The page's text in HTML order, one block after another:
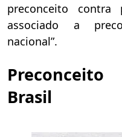
preconceito contra
associado a
nacional”.
Brasil